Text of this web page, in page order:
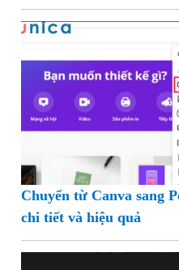
Chuyển từ Canva sang
chi tiết và hiệu quả